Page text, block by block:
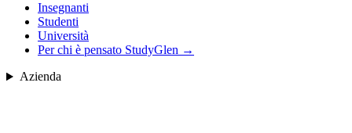
Insegnanti
Studenti
Università
Per chi è pensato StudyGlen →
Azienda